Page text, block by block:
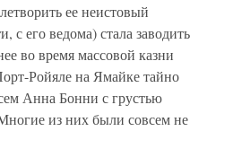
ее неистовый
с его ведома) стала заводить
во время массовой казни
Ройяле на Ямайке тайно
Анна Бонни с грустью
из них были совсем не